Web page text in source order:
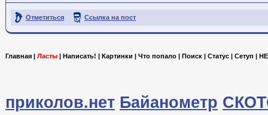
Отметиться Ссылка на пост
Главная Ласты Написать! Картинки Что попало Поиск Статус Сетуп
приколов.нет Байанометр